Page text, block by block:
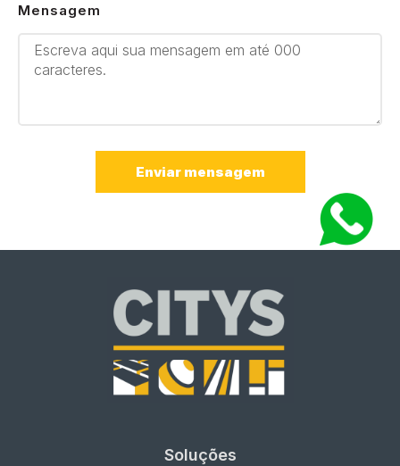
Mensagem
Enviar mensagem
Soluções